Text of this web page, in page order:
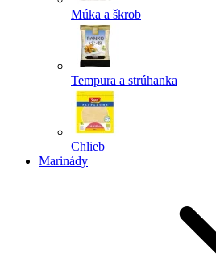
Múka a škrob
Tempura a strúhanka
Chlieb
Marinády